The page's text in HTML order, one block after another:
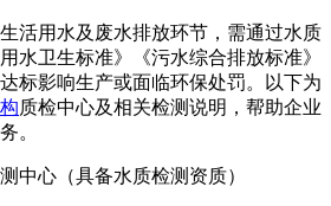
活用水及废水排放环节，需通过水质
水卫生标准》《污水综合排放标准》
标影响生产或面临环保处罚。以下为
质检中心及相关检测说明，帮助企业
。
中心（具备水质检测资质）